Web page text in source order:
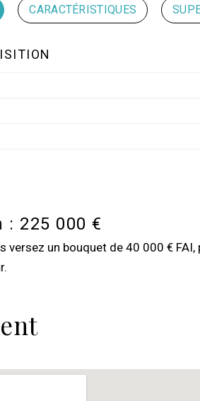
CARACTÉRISTIQUES
: 225 000 €
versez un bouquet de 40 000 €